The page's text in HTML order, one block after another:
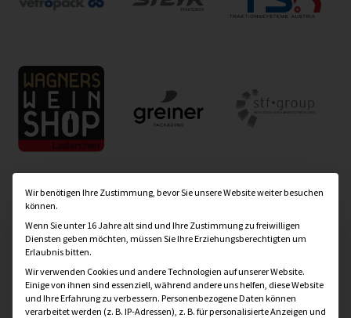
Wir benötigen Ihre Zustimmung, bevor Sie unsere Website weiter besuchen
können.
Wenn Sie unter 16 Jahre alt sind und Ihre Zustimmung zu freiwilligen
Diensten geben möchten, müssen Sie Ihre Erziehungsberechtigten um
Erlaubnis bitten.
Wir verwenden Cookies und andere Technologien auf unserer Website.
Einige von ihnen sind essenziell, während andere uns helfen, diese Website
und Ihre Erfahrung zu verbessern. Personenbezogene Daten können
verarbeitet werden (z. B. IP-Adressen), z. B. für personalisierte Anzeigen und